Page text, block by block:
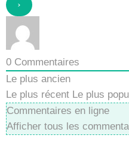
0 Commentaires
Le plus ancien
Le plus récent Le plus
Commentaires en ligne
Afficher tous les